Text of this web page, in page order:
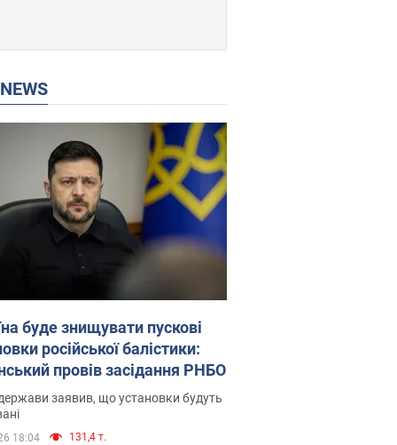
NEWS
буде знищувати пускові
російської балістики:
провів засідання РНБО
заявив, що установки будуть
18:04 131,4 т.